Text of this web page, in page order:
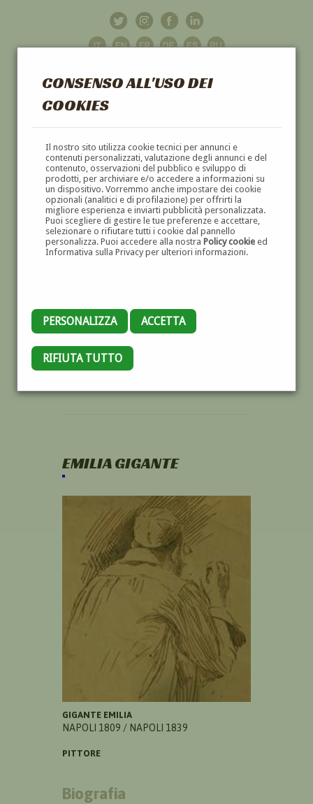
CONSENSO ALL'USO DEI
COOKIES
Il nostro sito utilizza cookie tecnici per annunci e
contenuti personalizzati, valutazione degli annunci e del
contenuto, osservazioni del pubblico e sviluppo di
prodotti, per archiviare e/o accedere a informazioni su
un dispositivo. Vorremmo anche impostare dei cookie
opzionali (analitici e di profilazione) per offrirti la
migliore esperienza e inviarti pubblicità personalizzata.
Puoi scegliere di gestire le tue preferenze e accettare,
selezionare o rifiutare tutti i cookie dal pannello
personalizza. Puoi accedere alla nostra Policy cookieed
Informativa sulla Privacy per ulteriori informazioni.
PERSONALIZZA ACCETTA
RIFIUTA TUTTO
GALLERIAD'ARTE
DIPINTI E SCULTURE '800 E '900
EMILIA GIGANTE
GIGANTE EMILIA
NAPOLI 1809 / NAPOLI 1839
PITTORE
Biografia